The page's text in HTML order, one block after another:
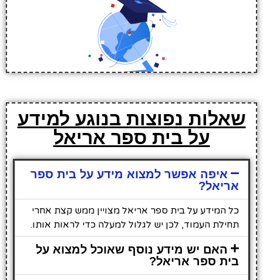
שאלות נפוצות בנוגע למידע
על בית ספר אריאל
איפה אפשר למצוא מידע על בית ספר
אריאל?
כל המידע על בית ספר אריאל מצויין ממש קצת אחרי
תחילת העמוד, לכן יש לגלול למעלה כדי לראות אותו.
האם יש מידע נוסף שאוכל למצוא על
בית ספר אריאל?